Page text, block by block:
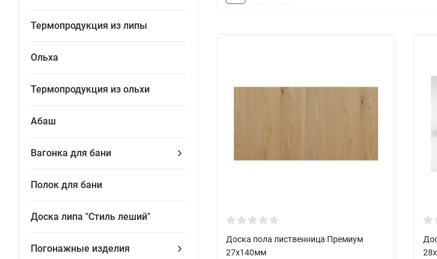
Термопродукция из липы
Ольха
Термопродукция из ольхи
Абаш
Вагонка для бани
Полок для бани
Доска липа "Стиль леший"
Погонажные изделия
Доска пола лиственница Премиум
27х140мм